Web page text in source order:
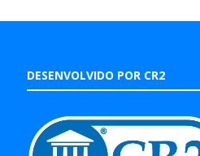
DESENVOLVIDO POR CR2